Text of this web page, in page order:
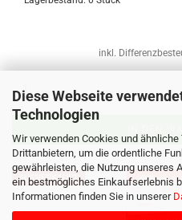
Diese Webseite
Technologien
Wir verwenden Cookies und
Drittanbietern, um die ordentliche
gewährleisten, die Nutzung unseres
ein bestmögliches Einkaufserlebnis
Informationen finden Sie in unserer
inkl.
AUSVERKAUFT